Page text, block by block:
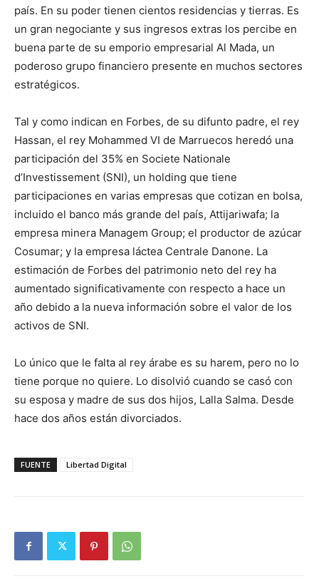
país. En su poder tienen cientos residencias y tierras. Es
un gran negociante y sus ingresos extras los percibe en
buena parte de su emporio empresarial Al Mada, un
poderoso grupo financiero presente en muchos sectores
estratégicos.
Tal y como indican en Forbes, de su difunto padre, el rey
Hassan, el rey Mohammed VI de Marruecos heredó una
participación del 35% en Societe Nationale
d’Investissement (SNI), un holding que tiene
participaciones en varias empresas que cotizan en bolsa,
incluido el banco más grande del país, Attijariwafa; la
empresa minera Managem Group; el productor de azúcar
Cosumar; y la empresa láctea Centrale Danone. La
estimación de Forbes del patrimonio neto del rey ha
aumentado significativamente con respecto a hace un
año debido a la nueva información sobre el valor de los
activos de SNI.
Lo único que le falta al rey árabe es su harem, pero no lo
tiene porque no quiere. Lo disolvió cuando se casó con
su esposa y madre de sus dos hijos, Lalla Salma. Desde
hace dos años están divorciados.
FUENTE Libertad Digital